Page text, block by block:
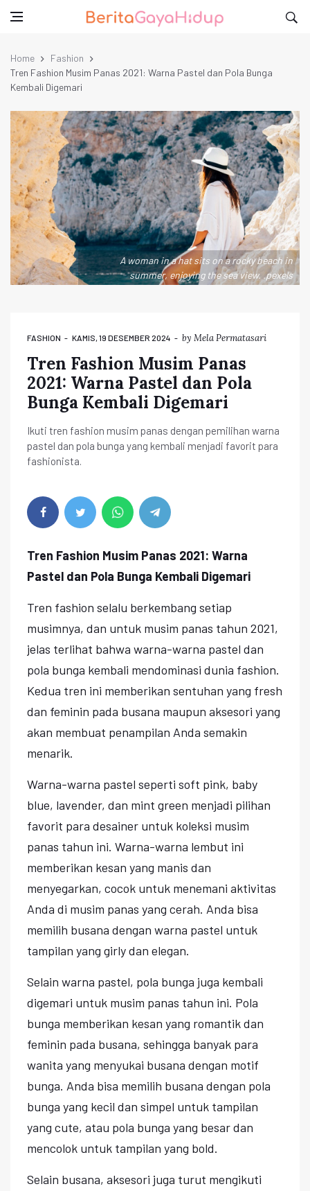
Home
Fashion
Tren Fashion Musim Panas 2021: Warna Pastel dan Pola Bunga
Kembali Digemari
A woman in a hat sits on a rocky beach in
summer, enjoying the sea view. .pexels
FASHION KAMIS, 19 DESEMBER 2024 by Mela Permatasari
Tren Fashion Musim Panas
2021: Warna Pastel dan Pola
Bunga Kembali Digemari
Ikuti tren fashion musim panas dengan pemilihan warna
pastel dan pola bunga yang kembali menjadi favorit para
fashionista.
Tren Fashion Musim Panas 2021: Warna
Pastel dan Pola Bunga Kembali Digemari
Tren fashion selalu berkembang setiap
musimnya, dan untuk musim panas tahun 2021,
jelas terlihat bahwa warna-warna pastel dan
pola bunga kembali mendominasi dunia fashion.
Kedua tren ini memberikan sentuhan yang fresh
dan feminin pada busana maupun aksesori yang
akan membuat penampilan Anda semakin
menarik.
Warna-warna pastel seperti soft pink, baby
blue, lavender, dan mint green menjadi pilihan
favorit para desainer untuk koleksi musim
panas tahun ini. Warna-warna lembut ini
memberikan kesan yang manis dan
menyegarkan, cocok untuk menemani aktivitas
Anda di musim panas yang cerah. Anda bisa
memilih busana dengan warna pastel untuk
tampilan yang girly dan elegan.
Selain warna pastel, pola bunga juga kembali
digemari untuk musim panas tahun ini. Pola
bunga memberikan kesan yang romantik dan
feminin pada busana, sehingga banyak para
wanita yang menyukai busana dengan motif
bunga. Anda bisa memilih busana dengan pola
bunga yang kecil dan simpel untuk tampilan
yang cute, atau pola bunga yang besar dan
mencolok untuk tampilan yang bold.
Selain busana, aksesori juga turut mengikuti